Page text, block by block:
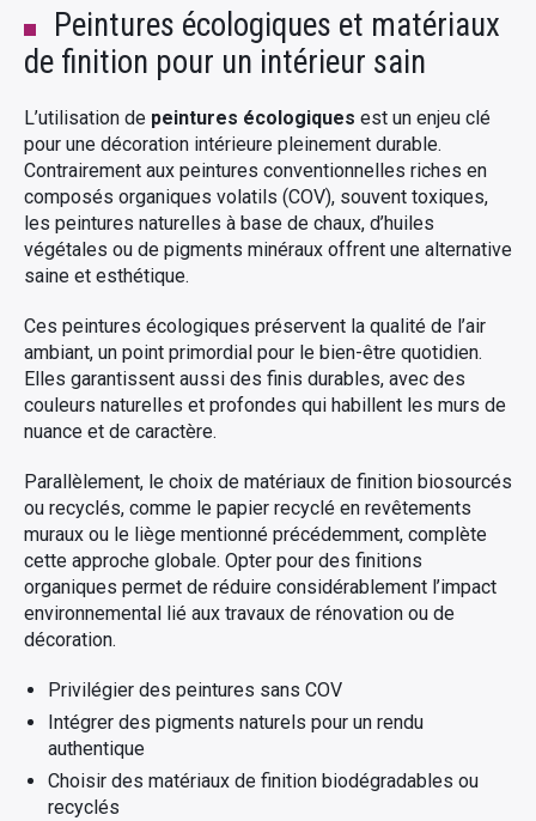
Peintures écologiques et matériaux
de finition pour un intérieur sain
L’utilisation de peintures écologiques est un enjeu clé
pour une décoration intérieure pleinement durable.
Contrairement aux peintures conventionnelles riches en
composés organiques volatils (COV), souvent toxiques,
les peintures naturelles à base de chaux, d’huiles
végétales ou de pigments minéraux offrent une alternative
saine et esthétique.
Ces peintures écologiques préservent la qualité de l’air
ambiant, un point primordial pour le bien-être quotidien.
Elles garantissent aussi des finis durables, avec des
couleurs naturelles et profondes qui habillent les murs de
nuance et de caractère.
Parallèlement, le choix de matériaux de finition biosourcés
ou recyclés, comme le papier recyclé en revêtements
muraux ou le liège mentionné précédemment, complète
cette approche globale. Opter pour des finitions
organiques permet de réduire considérablement l’impact
environnemental lié aux travaux de rénovation ou de
décoration.
Privilégier des peintures sans COV
Intégrer des pigments naturels pour un rendu
authentique
Choisir des matériaux de finition biodégradables ou
recyclés